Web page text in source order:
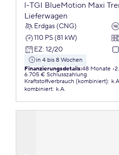
l-TGI BlueMotion Maxi
Lieferwagen
Erdgas (CNG)
110 PS (81 kW)
EZ: 12/20
in 4 bis 8 Wochen
Finanzierungsdetails:48 Monate
6.705 € Schlusszahlung
Kraftstoffverbrauch (kombiniert):
kombiniert: k.A.